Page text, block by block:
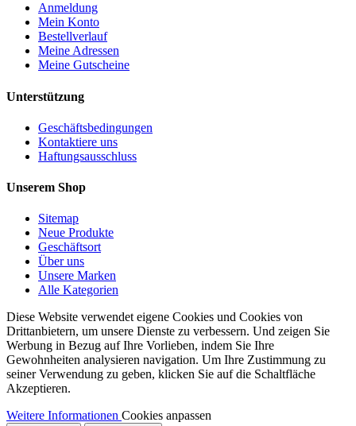
Anmeldung
Mein Konto
Bestellverlauf
Meine Adressen
Meine Gutscheine
Unterstützung
Geschäftsbedingungen
Kontaktiere uns
Haftungsausschluss
Unserem Shop
Sitemap
Neue Produkte
Geschäftsort
Über uns
Unsere Marken
Alle Kategorien
Diese Website verwendet eigene Cookies und Cookies von
Drittanbietern, um unsere Dienste zu verbessern. Und zeigen Sie
Werbung in Bezug auf Ihre Vorlieben, indem Sie Ihre
Gewohnheiten analysieren navigation. Um Ihre Zustimmung zu
seiner Verwendung zu geben, klicken Sie auf die Schaltfläche
Akzeptieren.
Weitere Informationen Cookies anpassen